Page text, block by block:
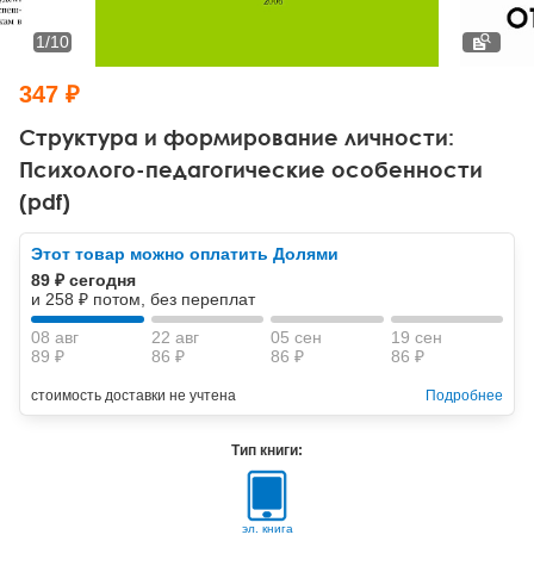
Тревожные расстройства, панические атаки
Психодрама
Другие направления психотерапии
Классический, эриксоновский гипноз и НЛП
НЛП
Психология труда и эргономика
Социальная психология
Социальная и организационная психология
Классический и юнгианский психоанализ
Структура и формирование личности:
Психолого-педагогические особенности
(pdf)
1/10
347 ₽
Этот товар можно оплатить Долями
89 ₽ сегодня
и 258 ₽ потом, без переплат
08 авг
89 ₽
22 авг
86 ₽
05 сен
86 ₽
19 сен
86 ₽
стоимость доставки не учтена Подробнее
Тип книги:
эл. книга